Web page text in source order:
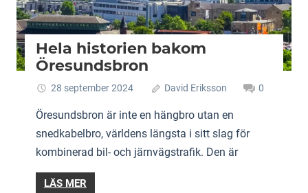
Hela historien bakom
Öresundsbron
28 september 2024 David Eriksson 0
Öresundsbron är inte en hängbro utan en
snedkabelbro, världens längsta i sitt slag för
kombinerad bil- och järnvägstrafik. Den är
LÄS MER